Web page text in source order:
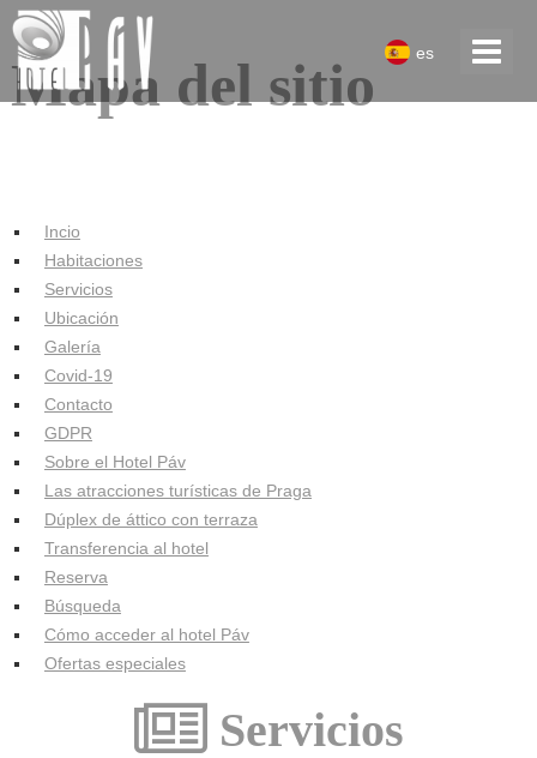
es
Mapa del sitio
Incio
Habitaciones
Servicios
Ubicación
Galería
Covid-19
Contacto
GDPR
Sobre el Hotel Páv
Las atracciones turísticas de Praga
Dúplex de áttico con terraza
Transferencia al hotel
Reserva
Búsqueda
Cómo acceder al hotel Páv
Ofertas especiales
Servicios